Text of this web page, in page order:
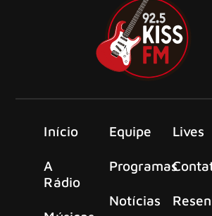
Início
A
Rádio
Equipe
Programas
Notícias
Lives